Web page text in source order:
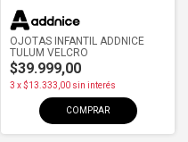
OJOTAS INFANTIL ADDNICE
TULUM VELCRO
$39.999,00
3 x$13.333,00 sin interés
COMPRAR